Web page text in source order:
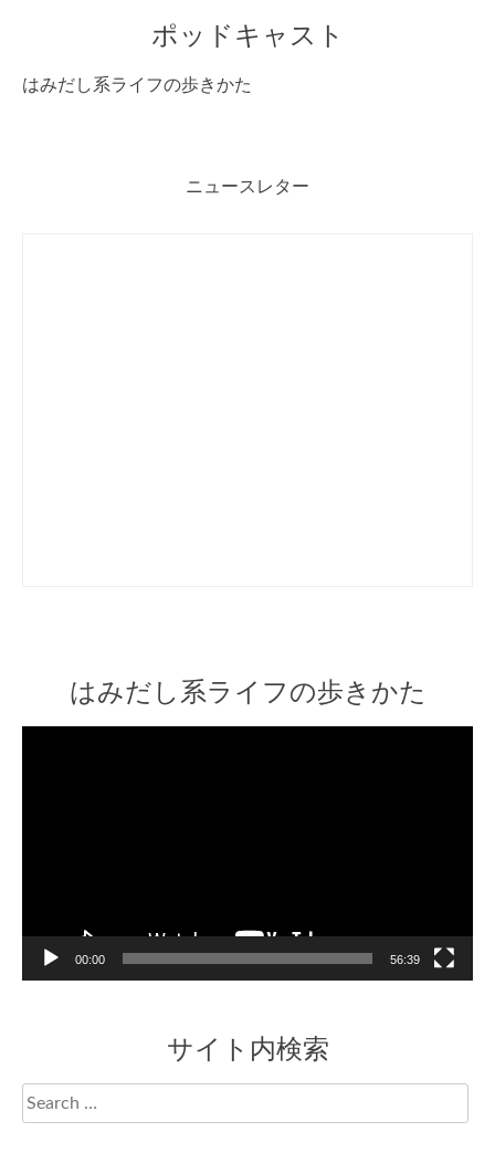
ポッドキャスト
はみだし系ライフの歩きかた
ニュースレター
はみだし系ライフの歩きかた
00:00 56:39
サイト内検索
Search
for: